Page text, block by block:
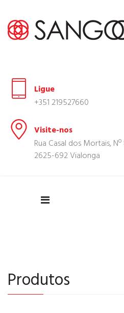
Ligue
+351 219527660
Visite-nos
Rua Casal dos Mortais,
2625-692 Vialonga
Produtos